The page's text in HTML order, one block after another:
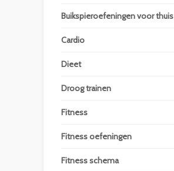
Buikspieroefeningen voor thuis
Cardio
Dieet
Droog trainen
Fitness
Fitness oefeningen
Fitness schema